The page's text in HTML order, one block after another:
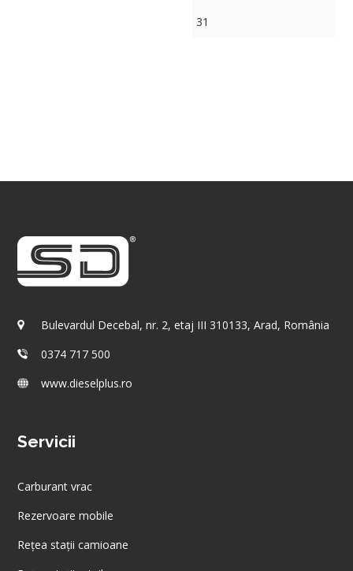
31
Bulevardul Decebal, nr. 2, etaj III 310133, Arad, România
0374 717 500
www.dieselplus.ro
Servicii
Carburant vrac
Rezervoare mobile
Rețea stații camioane